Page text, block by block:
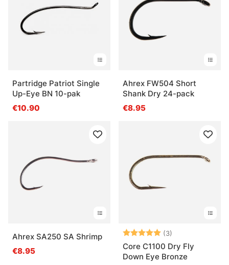
Partridge Patriot Single
Up-Eye BN 10-pak
€10.90
Ahrex FW504 Short
Shank Dry 24-pack
€8.95
Ahrex SA250 SA Shrimp
€8.95
Beoordeling:
(3)
Core C1100 Dry Fly
Down Eye Bronze